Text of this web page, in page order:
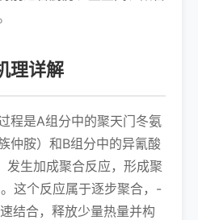
理详解
程是A组分中的聚天门冬氨
仲胺）和B组分中的异氰酸
发生加成聚合反应，形成聚
这个反应属于逐步聚合，-
结合，释放少量热量并构